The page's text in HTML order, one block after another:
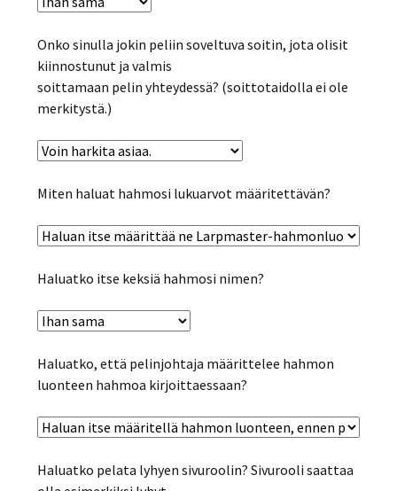
Onko sinulla jokin peliin soveltuva soitin, jota olisit
kiinnostunut ja valmis
soittamaan pelin yhteydessä? (soittotaidolla ei ole
merkitystä.)
Miten haluat hahmosi lukuarvot määritettävän?
Haluatko itse keksiä hahmosi nimen?
Haluatko, että pelinjohtaja määrittelee hahmon
luonteen hahmoa kirjoittaessaan?
Haluatko pelata lyhyen sivuroolin? Sivurooli saattaa